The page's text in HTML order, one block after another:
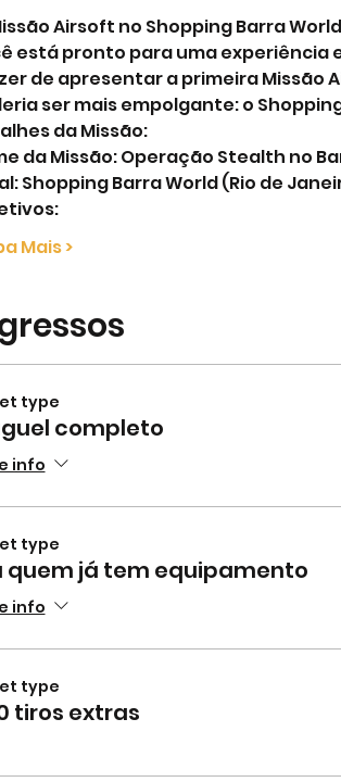
Airsoft no Shopping Barra
está pronto para uma experiência
de apresentar a primeira Missão
ser mais empolgante: o
da Missão:
da Missão: Operação Stealth no
Shopping Barra World (Rio de
Mais >
type
completo
info
type
quem já tem equipamento
info
type
tiros extras